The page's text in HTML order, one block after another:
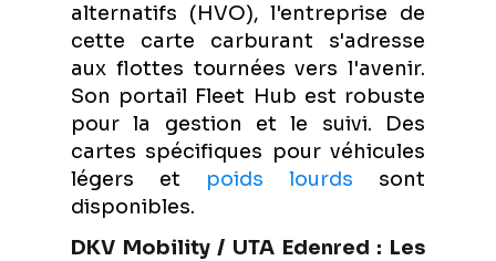
alternatifs (HVO), l'entreprise de
cette carte carburant s'adresse
aux flottes tournées vers l'avenir.
Son portail Fleet Hub est robuste
pour la gestion et le suivi. Des
cartes spécifiques pour véhicules
légers et poids lourds sont
disponibles.
DKV Mobility / UTA Edenred : Les